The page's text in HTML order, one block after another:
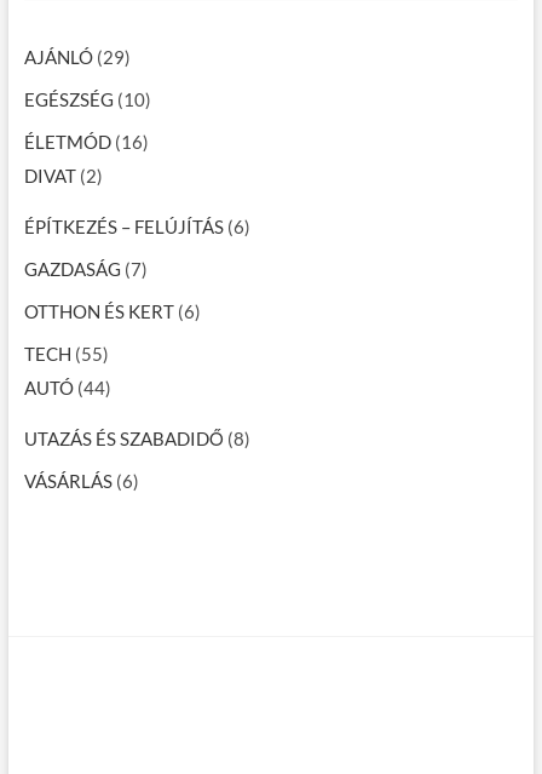
AJÁNLÓ(29)
EGÉSZSÉG (10)
ÉLETMÓD(16)
DIVAT(2)
ÉPÍTKEZÉS – FELÚJÍTÁS(6)
GAZDASÁG (7)
OTTHON ÉS KERT(6)
TECH (55)
AUTÓ(44)
UTAZÁS ÉS SZABADIDŐ (8)
VÁSÁRLÁS(6)